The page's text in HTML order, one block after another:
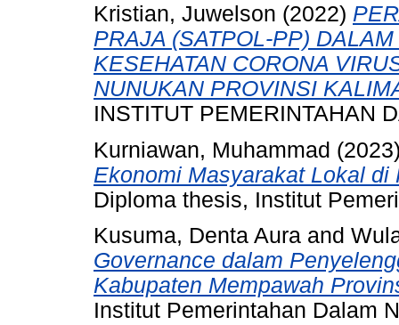
Kristian, Juwelson (2022)
PRAJA (SATPOL-PP)
KESEHATAN CORONA
NUNUKAN PROVINSI
INSTITUT PEMERINTAHAN
Kurniawan, Muhammad
Ekonomi Masyarakat Lokal
Diploma thesis, Institut
Kusuma, Denta Aura and
Governance dalam
Kabupaten Mempawah
Institut Pemerintahan Dalam